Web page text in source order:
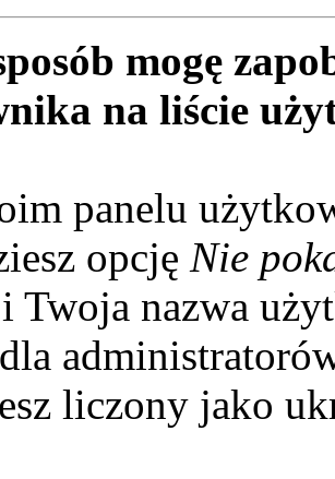
mogę
na liście
panelu
opcję Nie
Twoja nazwa
liczony jako